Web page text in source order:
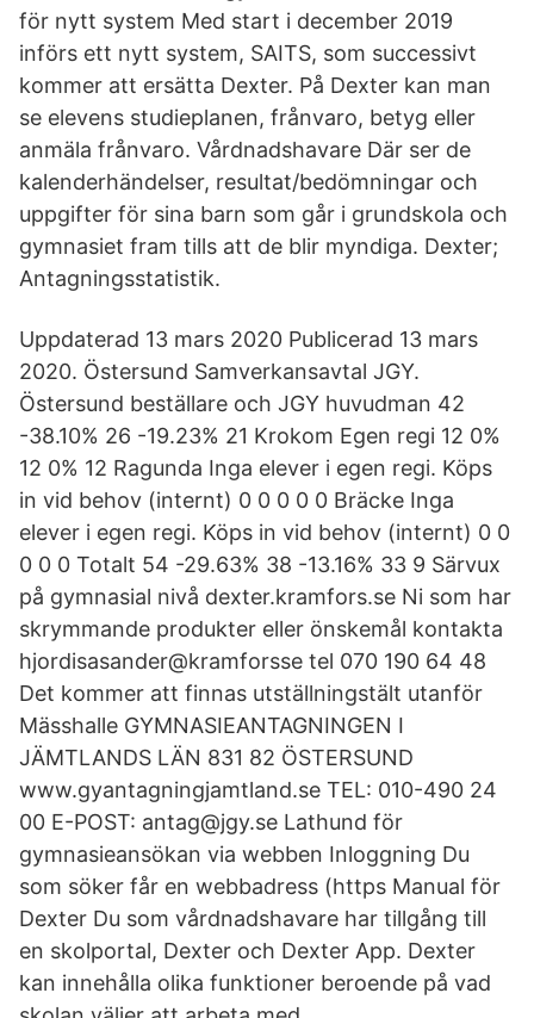
för nytt system Med start i december 2019
införs ett nytt system, SAITS, som successivt
kommer att ersätta Dexter. På Dexter kan man
se elevens studieplanen, frånvaro, betyg eller
anmäla frånvaro. Vårdnadshavare Där ser de
kalenderhändelser, resultat/bedömningar och
uppgifter för sina barn som går i grundskola och
gymnasiet fram tills att de blir myndiga. Dexter;
Antagningsstatistik.
Uppdaterad 13 mars 2020 Publicerad 13 mars
2020. Östersund Samverkansavtal JGY.
Östersund beställare och JGY huvudman 42
-38.10% 26 -19.23% 21 Krokom Egen regi 12 0%
12 0% 12 Ragunda Inga elever i egen regi. Köps
in vid behov (internt) 0 0 0 0 0 Bräcke Inga
elever i egen regi. Köps in vid behov (internt) 0 0
0 0 0 Totalt 54 -29.63% 38 -13.16% 33 9 Särvux
på gymnasial nivå dexter.kramfors.se Ni som har
skrymmande produkter eller önskemål kontakta
hjordisasander@kramforsse tel 070 190 64 48
Det kommer att finnas utställningstält utanför
Mässhalle GYMNASIEANTAGNINGEN I
JÄMTLANDS LÄN 831 82 ÖSTERSUND
www.gyantagningjamtland.se TEL: 010-490 24
00 E-POST: antag@jgy.se Lathund för
gymnasieansökan via webben Inloggning Du
som söker får en webbadress (https Manual för
Dexter Du som vårdnadshavare har tillgång till
en skolportal, Dexter och Dexter App. Dexter
kan innehålla olika funktioner beroende på vad